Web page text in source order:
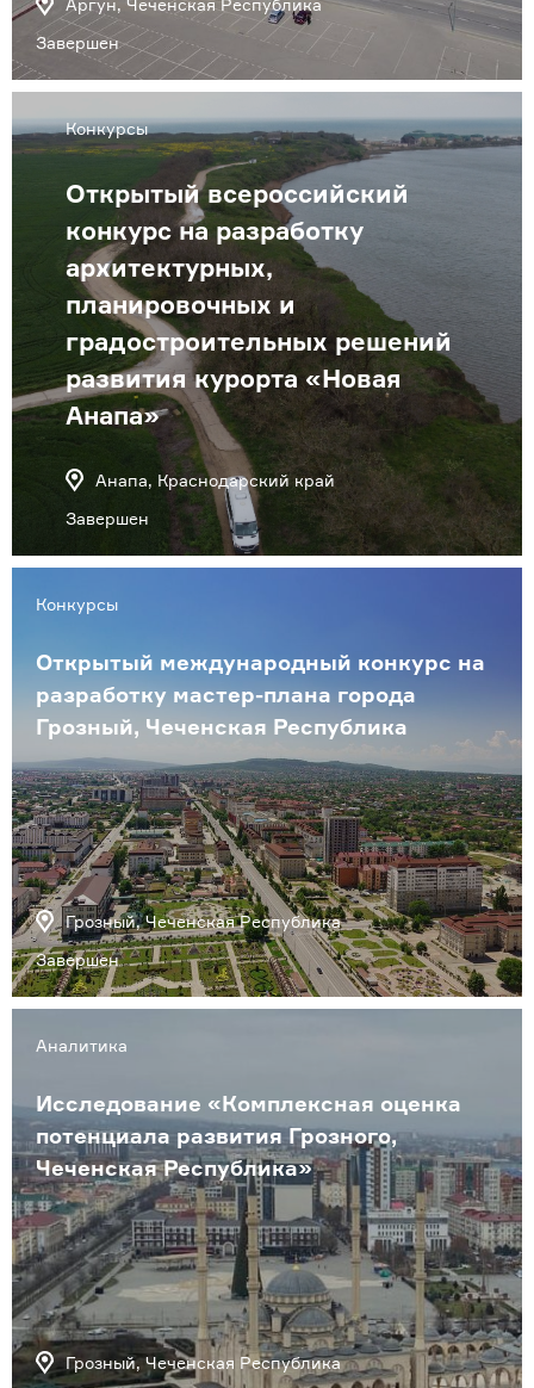
Аргун, Чеченская Республика
Завершен
Конкурсы
Открытый всероссийский
конкурс на разработку
архитектурных,
планировочных и
градостроительных решений
развития курорта «Новая
Анапа»
Анапа, Краснодарский край
Завершен
Конкурсы
Открытый международный конкурс на
разработку мастер-плана города
Грозный, Чеченская Республика
Грозный, Чеченская Республика
Завершен
Аналитика
Исследование «Комплексная оценка
потенциала развития Грозного,
Чеченская Республика»
Грозный, Чеченская Республика